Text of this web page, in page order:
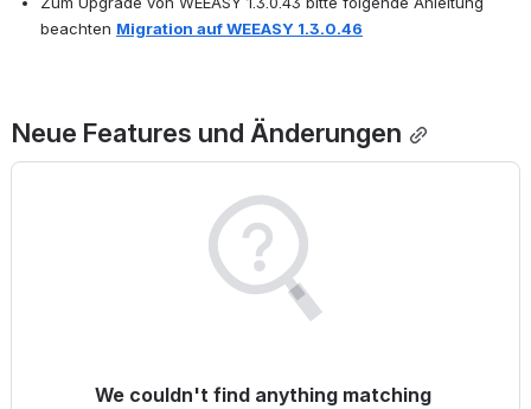
beachten Migration auf WEEASY 1.3.0.46
Neue Features und Änderungen
We couldn't find anything matching